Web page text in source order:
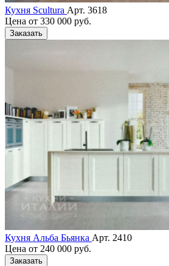
Кухня Scultura Арт. 3618
Цена от 330 000 руб.
Заказать
Кухня Альба Бьянка Арт. 2410
Цена от 240 000 руб.
Заказать